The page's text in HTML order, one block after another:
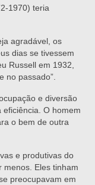
1970) teria
agradável, os
dias se tivessem
Russell em 1932,
no passado”.
e diversão
O homem
o bem de outra
e produtivas do
menos. Eles tinham
preocupavam em